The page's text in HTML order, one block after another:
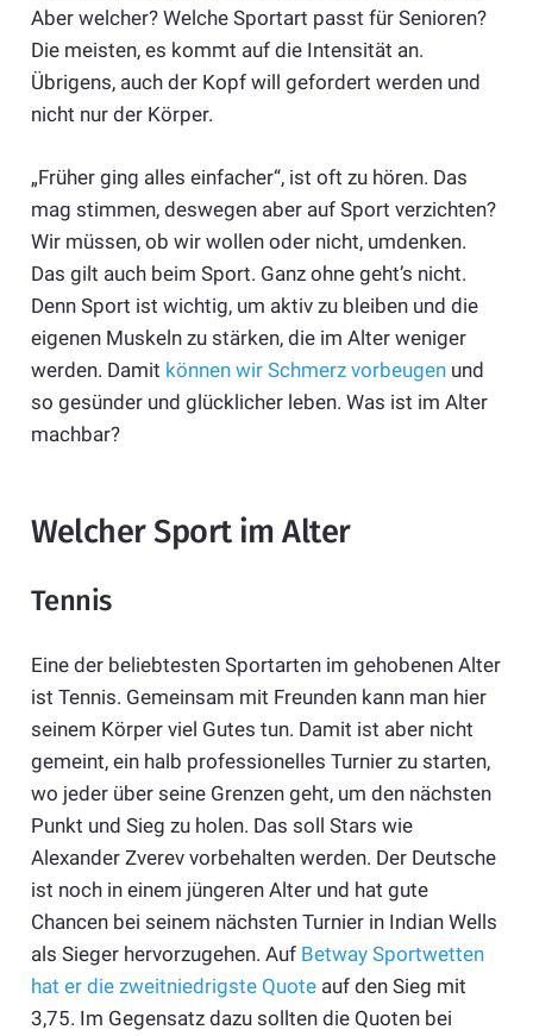
Aber welcher? Welche Sportart passt für Senioren?
Die meisten, es kommt auf die Intensität an.
Übrigens, auch der Kopf will gefordert werden und
nicht nur der Körper.
„Früher ging alles einfacher“, ist oft zu hören. Das
mag stimmen, deswegen aber auf Sport verzichten?
Wir müssen, ob wir wollen oder nicht, umdenken.
Das gilt auch beim Sport. Ganz ohne geht’s nicht.
Denn Sport ist wichtig, um aktiv zu bleiben und die
eigenen Muskeln zu stärken, die im Alter weniger
werden. Damit können wir Schmerz vorbeugenund
so gesünder und glücklicher leben. Was ist im Alter
machbar?
Welcher Sport im Alter
Tennis
Eine der beliebtesten Sportarten im gehobenen Alter
ist Tennis. Gemeinsam mit Freunden kann man hier
seinem Körper viel Gutes tun. Damit ist aber nicht
gemeint, ein halb professionelles Turnier zu starten,
wo jeder über seine Grenzen geht, um den nächsten
Punkt und Sieg zu holen. Das soll Stars wie
Alexander Zverev vorbehalten werden. Der Deutsche
ist noch in einem jüngeren Alter und hat gute
Chancen bei seinem nächsten Turnier in Indian Wells
als Sieger hervorzugehen. Auf Betway Sportwetten
hat er die zweitniedrigste Quote auf den Sieg mit
3,75. Im Gegensatz dazu sollten die Quoten bei